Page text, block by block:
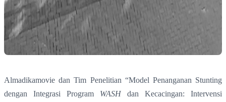
Almadikamovie dan Tim Penelitian “Model Penanganan Stunting
dengan Integrasi Program WASH dan Kecacingan: Intervensi